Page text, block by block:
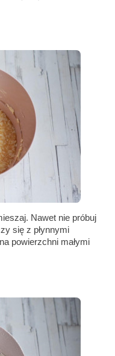
Nawet nie próbuj
się z płynnymi
powierzchni małymi